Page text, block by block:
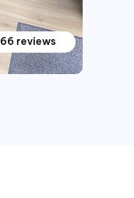
66 reviews